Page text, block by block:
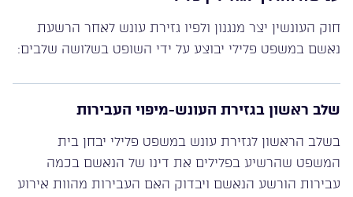
חוק העונשין יצר מנגנון ולפיו גזירת עונש לאחר הרשעת
נאשם במשפט פלילי יבוצע על ידי השופט בשלושה שלבים:
שלב ראשון בגזירת העונש-מיפוי העבירות
בשלב הראשון לגזירת עונש במשפט פלילי יבחן בית
המשפט שהרשיע בפלילים את דינו של הנאשם בכמה
עבירות הורשע הנאשם ויבדוק האם העבירות מהוות אירוע